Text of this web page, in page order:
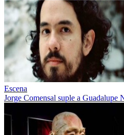
Escena
Jorge Comensal suple a